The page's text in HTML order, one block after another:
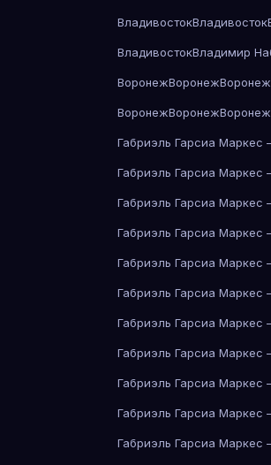
ВладивостокВладивосток
ВладивостокВладимир
ВоронежВоронежВоронеж
ВоронежВоронежВоронеж
Габриэль Гарсиа Маркес
Габриэль Гарсиа Маркес
Габриэль Гарсиа Маркес
Габриэль Гарсиа Маркес
Габриэль Гарсиа Маркес
Габриэль Гарсиа Маркес
Габриэль Гарсиа Маркес
Габриэль Гарсиа Маркес
Габриэль Гарсиа Маркес
Габриэль Гарсиа Маркес
Габриэль Гарсиа Маркес